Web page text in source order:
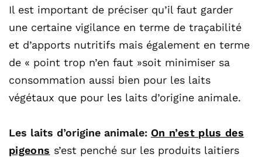
Il est important de préciser qu’il faut garder
une certaine vigilance en terme de traçabilité
et d’apports nutritifs mais également en terme
de « point trop n’en faut »soit minimiser sa
consommation aussi bien pour les laits
végétaux que pour les laits d’origine animale.
Les laits d’origine animale: On n’est plus des
pigeons s’est penché sur les produits laitiers